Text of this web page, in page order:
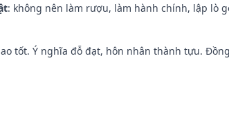
: không nên làm rượu, làm hành chính, lập lò
tốt. Ý nghĩa đỗ đạt, hôn nhân thành tựu.